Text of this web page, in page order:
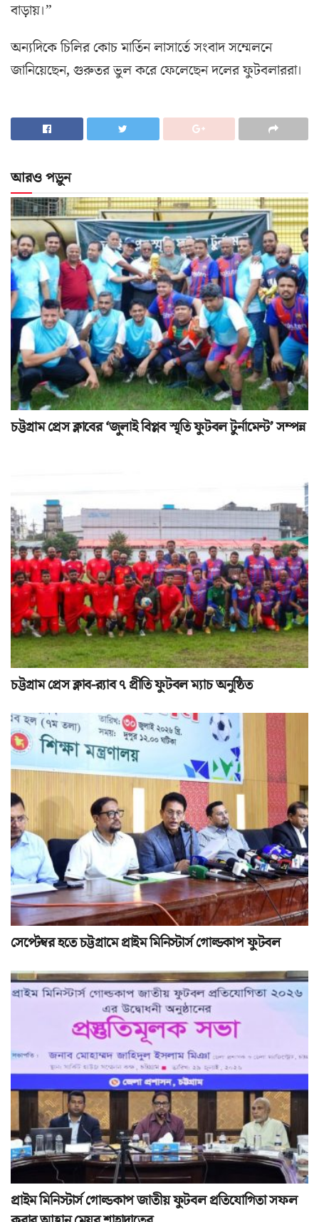
বাড়ায়।”
অন্যদিকে চিলির কোচ মার্তিন লাসার্তে সংবাদ সম্মেলনে
জানিয়েছেন, গুরুতর ভুল করে ফেলেছেন দলের ফুটবলাররা।
আরও পড়ুন
চট্টগ্রাম প্রেস ক্লাবের ‘জুলাই বিপ্লব স্মৃতি ফুটবল টুর্নামেন্ট’ সম্পন্ন
চট্টগ্রাম প্রেস ক্লাব-র‌্যাব ৭ প্রীতি ফুটবল ম্যাচ অনুষ্ঠিত
সেপ্টেম্বর হতে চট্টগ্রামে প্রাইম মিনিস্টার্স গোল্ডকাপ ফুটবল
প্রাইম মিনিস্টার্স গোল্ডকাপ জাতীয় ফুটবল প্রতিযোগিতা সফল